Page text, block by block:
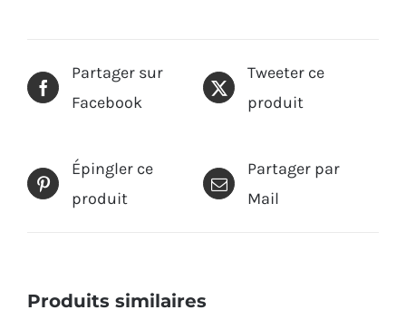
Partager sur
Facebook
Tweeter ce
produit
Épingler ce
produit
Partager par
Mail
Produits similaires